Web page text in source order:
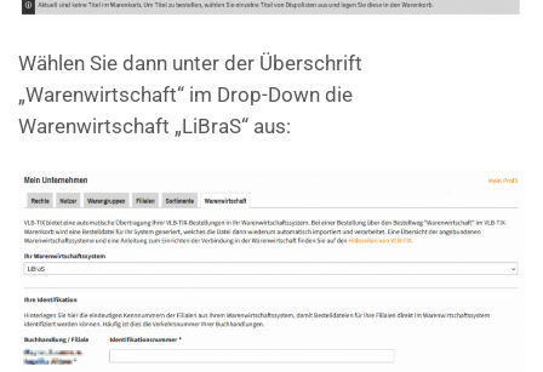
Wählen Sie dann unter der Überschrift
„Warenwirtschaft“ im Drop-Down die
Warenwirtschaft „LiBraS“ aus: